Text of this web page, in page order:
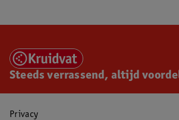
Steeds verrassend, altijd
Privacy